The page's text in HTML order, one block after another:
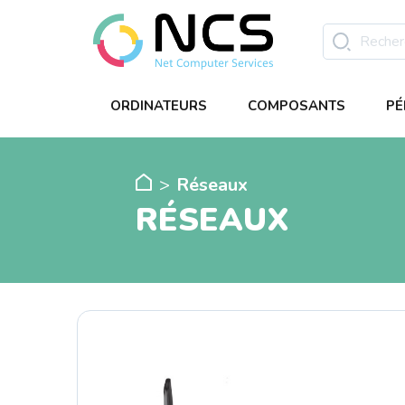
ORDINATEURS COMPOSANTS
Réseaux
RÉSEAUX